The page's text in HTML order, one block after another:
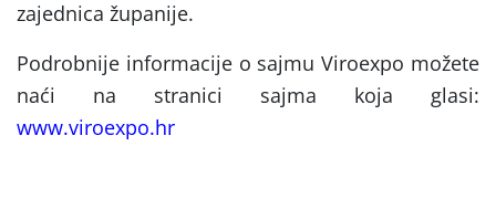
zajednica županije.
Podrobnije informacije o sajmu Viroexpo možete
naći na stranici sajma koja glasi:
www.viroexpo.hr